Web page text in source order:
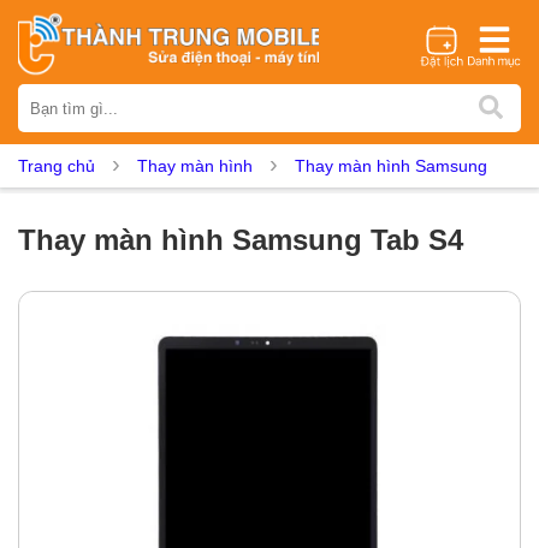
iPhone Samsung Oppo Xiaomi Realme Vivo
Vsmart OnePlus
Thay loa Thay kính lưng Thay vỏ
Trang chủ Thay màn hình Thay màn hình Samsung
Thay màn hình Samsung Tab S4